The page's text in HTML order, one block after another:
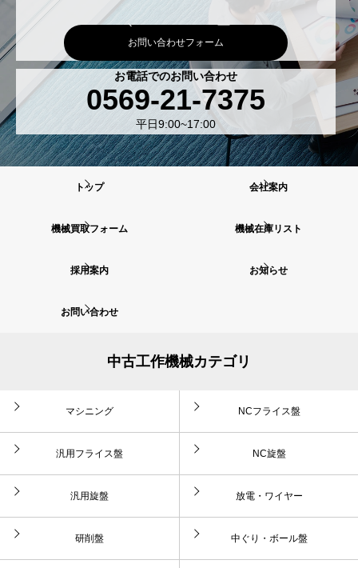
お問い合わせフォーム
お電話でのお問い合わせ
0569-21-7375
平日9:00~17:00
トップ 会社案内
機械買取フォーム 機械在庫リスト
採用案内 お知らせ
お問い合わせ
中古工作機械カテゴリ
マシニング NCフライス盤
汎用フライス盤 NC旋盤
汎用旋盤 放電・ワイヤー
研削盤 中ぐり・ボール盤